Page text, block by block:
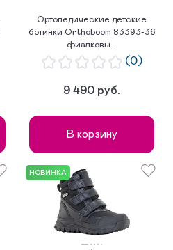
Ортопедические детские
ботинки Orthoboom 83393-36
фиалковы...
(0)
9 490 руб.
В корзину
НОВИНКА